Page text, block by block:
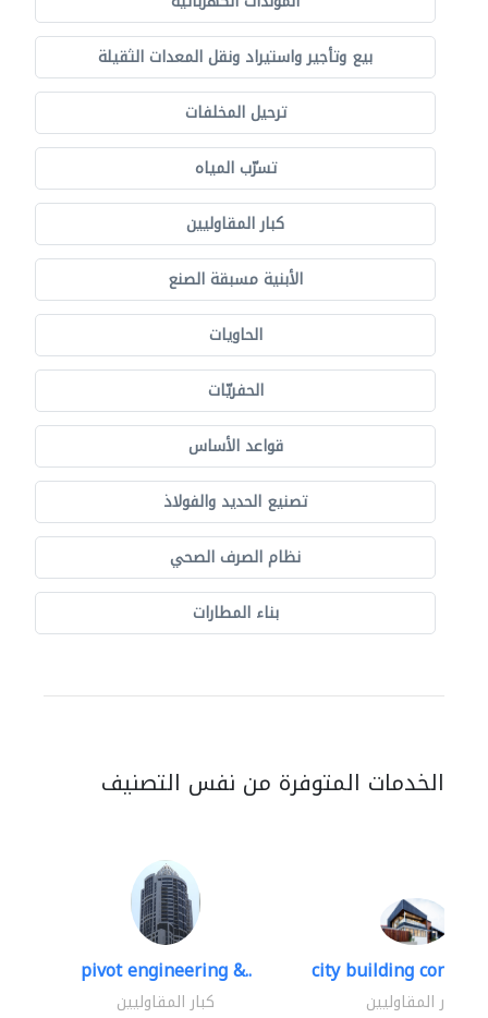
بيع وتأجير واستيراد ونقل المعدات الثقيلة
ترحيل المخلفات
تسرّب المياه
كبار المقاوليين
الأبنية مسبقة الصنع
الحاويات
الحفريّات
قواعد الأساس
تصنيع الحديد والفولاذ
نظام الصرف الصحي
بناء المطارات
الخدمات المتوفرة من نفس التصنيف
pivot engineering &..
كبار المقاوليين
city building
كبار المقاوليين